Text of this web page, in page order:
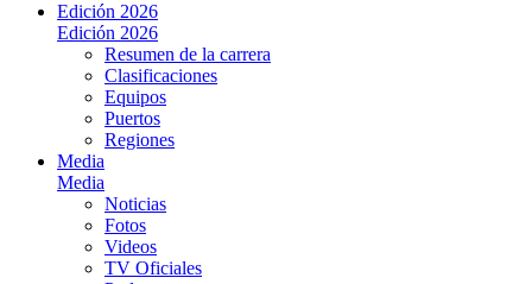
Edición 2026
Edición 2026
Resumen de la carrera
Clasificaciones
Equipos
Puertos
Regiones
Media
Media
Noticias
Fotos
Videos
TV Oficiales